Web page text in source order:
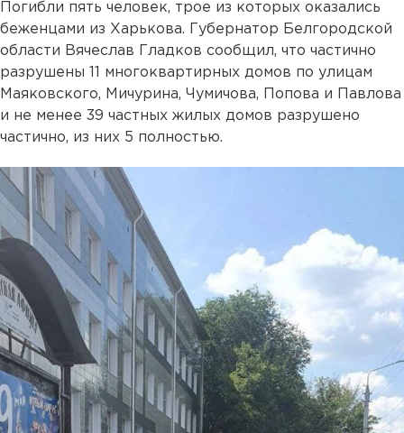
Погибли пять человек, трое из которых оказались
беженцами из Харькова. Губернатор Белгородской
области Вячеслав Гладков сообщил, что частично
разрушены 11 многоквартирных домов по улицам
Маяковского, Мичурина, Чумичова, Попова и Павлова
и не менее 39 частных жилых домов разрушено
частично, из них 5 полностью.